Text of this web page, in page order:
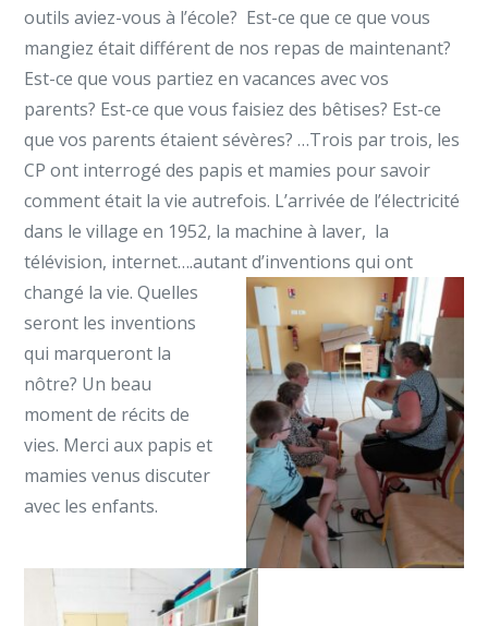
outils aviez-vous à l’école? Est-ce que ce que vous
mangiez était différent de nos repas de maintenant?
Est-ce que vous partiez en vacances avec vos
parents? Est-ce que vous faisiez des bêtises? Est-ce
que vos parents étaient sévères? …Trois par trois, les
CP ont interrogé des papis et mamies pour savoir
comment était la vie autrefois. L’arrivée de l’électricité
dans le village en 1952, la machine à laver, la
télévision, internet….autant d’inventions qui ont
changé la vie. Quelles
seront les inventions
qui marqueront la
nôtre? Un beau
moment de récits de
vies. Merci aux papis et
mamies venus discuter
avec les enfants.